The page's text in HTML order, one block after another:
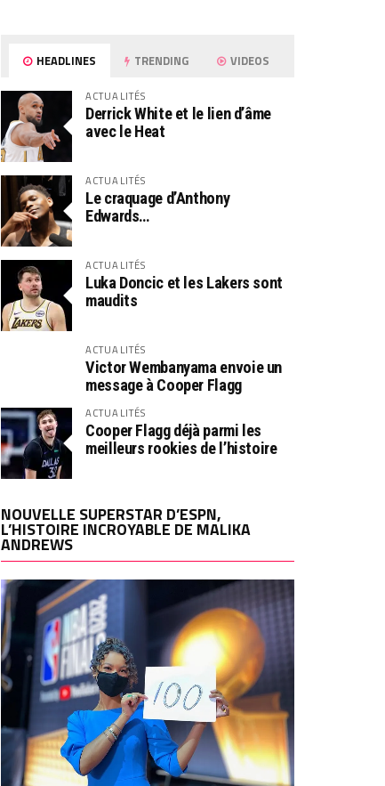
HEADLINES TRENDING VIDEOS
ACTUALITÉS
Derrick White et le lien d’âme
avec le Heat
ACTUALITÉS
Le craquage d’Anthony
Edwards…
ACTUALITÉS
Luka Doncic et les Lakers sont
maudits
ACTUALITÉS
Victor Wembanyama envoie un
message à Cooper Flagg
ACTUALITÉS
Cooper Flagg déjà parmi les
meilleurs rookies de l’histoire
NOUVELLE SUPERSTAR D’ESPN,
L’HISTOIRE INCROYABLE DE MALIKA
ANDREWS